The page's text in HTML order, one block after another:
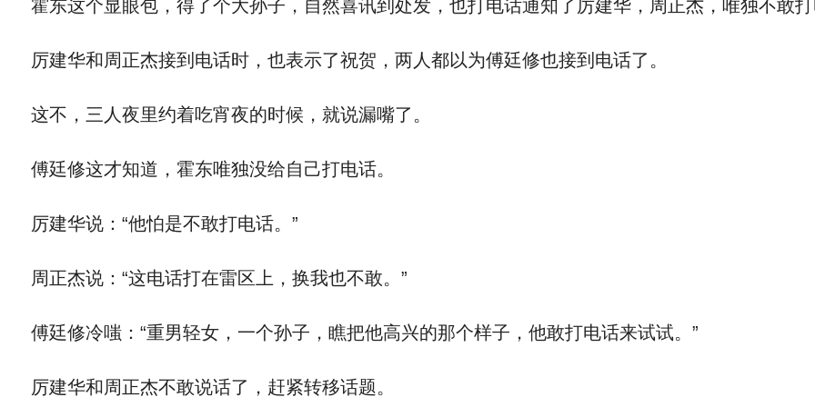
霍东这个显眼包，得了个大孙子，自然喜讯到处发，也打电话通知了厉建华，周正杰，唯独不敢打
厉建华和周正杰接到电话时，也表示了祝贺，两人都以为傅廷修也接到电话了。
这不，三人夜里约着吃宵夜的时候，就说漏嘴了。
傅廷修这才知道，霍东唯独没给自己打电话。
厉建华说：“他怕是不敢打电话。”
周正杰说：“这电话打在雷区上，换我也不敢。”
傅廷修冷嗤：“重男轻女，一个孙子，瞧把他高兴的那个样子，他敢打电话来试试。”
厉建华和周正杰不敢说话了，赶紧转移话题。